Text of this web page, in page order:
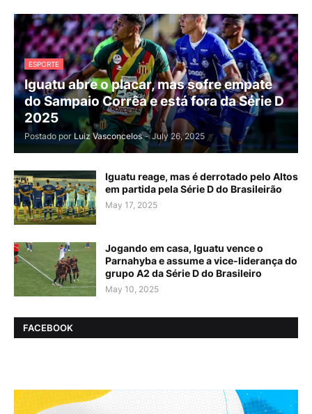
ESPORTE
Iguatu abre o placar, mas sofre empate
do Sampaio Corrêa e está fora da Série D
2025
Postado por Luiz Vasconcelos - July 26, 2025
Iguatu reage, mas é derrotado pelo Altos
em partida pela Série D do Brasileirão
May 17, 2025
Jogando em casa, Iguatu vence o
Parnahyba e assume a vice-liderança do
grupo A2 da Série D do Brasileiro
May 10, 2025
FACEBOOK